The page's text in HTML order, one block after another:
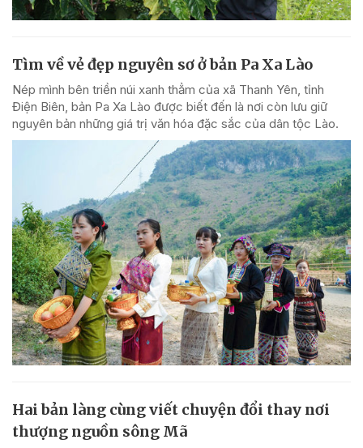
Tìm về vẻ đẹp nguyên sơ ở bản Pa Xa Lào
Nép mình bên triền núi xanh thẳm của xã Thanh Yên, tỉnh
Điện Biên, bản Pa Xa Lào được biết đến là nơi còn lưu giữ
nguyên bản những giá trị văn hóa đặc sắc của dân tộc Lào.
Hai bản làng cùng viết chuyện đổi thay nơi
thượng nguồn sông Mã